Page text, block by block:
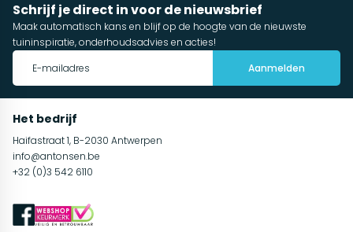
Schrijf je direct in voor de nieuwsbrief
Maak automatisch kans en blijf op de hoogte van de nieuwste
tuininspiratie, onderhoudsadvies en acties!
Aanmelden
Het bedrijf
Haifastraat 1, B-2030 Antwerpen
info@antonsen.be
+32 (0)3 542 6110